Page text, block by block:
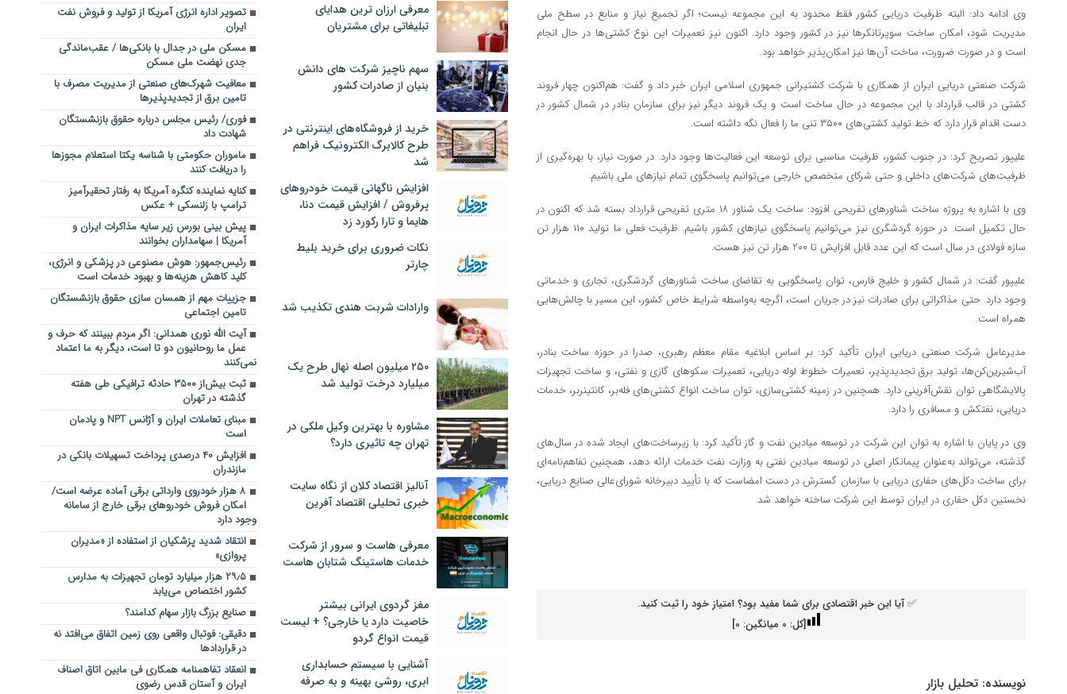
وی ادامه داد: البته ظرفیت دریایی کشور فقط محدود به این مجموعه نیست؛ اگر تجمیع نیاز و منابع در سطح ملی
مدیریت شود، امکان ساخت سوپرتانکرها نیز در کشور وجود دارد. اکنون نیز تعمیرات این نوع کشتی‌ها در حال انجام
است و در صورت ضرورت، ساخت آن‌ها نیز امکان‌پذیر خواهد بود.
شرکت صنعتی دریایی ایران از همکاری با شرکت کشتیرانی جمهوری اسلامی ایران خبر داد و گفت: هم‌اکنون چهار فروند
کشتی در قالب قرارداد با این مجموعه در حال ساخت است و یک فروند دیگر نیز برای سازمان بنادر در شمال کشور در
دست اقدام قرار دارد که خط تولید کشتی‌های ۳۵۰۰ تنی ما را فعال نگه داشته است.
علیپور تصریح کرد: در جنوب کشور، ظرفیت مناسبی برای توسعه این فعالیت‌ها وجود دارد. در صورت نیاز، با بهره‌گیری از
ظرفیت‌های شرکت‌های داخلی و حتی شرکای متخصص خارجی می‌توانیم پاسخگوی تمام نیازهای ملی باشیم.
وی با اشاره به پروژه ساخت شناورهای تفریحی افزود: ساخت یک شناور ۱۸ متری تفریحی قرارداد بسته شد که اکنون در
حال تکمیل است. در حوزه گردشگری نیز می‌توانیم پاسخگوی نیازهای کشور باشیم. ظرفیت فعلی ما تولید ۱۱۰ هزار تن
سازه فولادی در سال است که این عدد قابل افزایش تا ۲۰۰ هزار تن نیز هست.
علیپور گفت: در شمال کشور و خلیج فارس، توان پاسخگویی به تقاضای ساخت شناورهای گردشگری، تجاری و خدماتی
وجود دارد. حتی مذاکراتی برای صادرات نیز در جریان است، اگرچه به‌واسطه شرایط خاص کشور، این مسیر با چالش‌هایی
همراه است.
مدیرعامل شرکت صنعتی دریایی ایران تأکید کرد: بر اساس ابلاغیه مقام معظم رهبری، صدرا در حوزه ساخت بنادر،
آب‌شیرین‌کن‌ها، تولید برق تجدیدپذیر، تعمیرات خطوط لوله دریایی، تعمیرات سکوهای گازی و نفتی، و ساخت تجهیزات
پالایشگاهی توان نقش‌آفرینی دارد. همچنین در زمینه کشتی‌سازی، توان ساخت انواع کشتی‌های فله‌بر، کانتینربر، خدمات
دریایی، نفتکش و مسافری را دارد.
وی در پایان با اشاره به توان این شرکت در توسعه میادین نفت و گاز تأکید کرد: با زیرساخت‌های ایجاد شده در سال‌های
گذشته، می‌تواند به‌عنوان پیمانکار اصلی در توسعه میادین نفتی به وزارت نفت خدمات ارائه دهد، همچنین تفاهم‌نامه‌ای
برای ساخت دکل‌های حفاری دریایی با سازمان گسترش در دست امضاست که با تأیید دبیرخانه شورای‌عالی صنایع دریایی،
نخستین دکل حفاری در ایران توسط این شرکت ساخته خواهد شد.
✅ آیا این خبر اقتصادی برای شما مفید بود؟ امتیاز خود را ثبت کنید.
[کل: 0 میانگین: 0
]
نویسنده: تحلیل بازار
معرفی ارزان ترین هدایای
تبلیغاتی برای مشتریان
سهم ناچیز شرکت های دانش
بنیان از صادرات کشور
خرید از فروشگاه‌های اینترنتی در
طرح کالابرگ الکترونیک فراهم
شد
افزایش ناگهانی قیمت خودروهای
پرفروش / افزایش قیمت دنا،
هایما و تارا رکورد زد
نکات ضروری برای خرید بلیط
چارتر
وارادات شربت هندی تکذیب شد
۲۵۰ میلیون اصله نهال طرح یک
میلیارد درخت تولید شد
مشاوره با بهترین وکیل ملکی در
تهران چه تاثیری دارد؟
آنالیز اقتصاد کلان از نگاه سایت
خبری تحلیلی اقتصاد آفرین
معرفی هاست و سرور از شرکت
خدمات هاستینگ شتابان هاست
مغز گردوی ایرانی بیشتر
خاصیت دارد یا خارجی؟ + لیست
قیمت انواع گردو
آشنایی با سیستم حسابداری
ابری، روشی بهینه و به صرفه
تصویر اداره انرژی آمریکا از تولید و فروش نفت
ایران
مسکن ملی در جدال با بانکی‌ها / عقب‌ماندگی
جدی نهضت ملی مسکن
معافیت شهرک‌های صنعتی از مدیریت مصرف با
تامین برق از تجدیدپذیرها
فوری/ رئیس مجلس درباره حقوق بازنشستگان
شهادت داد
ماموران حکومتی با شناسه یکتا استعلام مجوزها
را دریافت کنند
کنایه نماینده کنگره آمریکا به رفتار تحقیرآمیز
ترامپ با زلنسکی + عکس
پیش بینی بورس زیر سایه مذاکرات ایران و
آمریکا | سهامداران بخوانند
رئیس‌جمهور: هوش مصنوعی در پزشکی و انرژی،
کلید کاهش هزینه‌ها و بهبود خدمات است
جزییات مهم از همسان سازی حقوق بازنشستگان
تامین اجتماعی
آیت الله نوری همدانی: اگر مردم ببینند که حرف و
عمل ما روحانیون دو تا است، دیگر به ما اعتماد
نمی‌کنند
ثبت بیش‌از ۳۵۰۰ حادثه ترافیکی طی هفته
گذشته در تهران
مبنای تعاملات ایران و آژانس NPT و پادمان
است
افزایش ۴۰ درصدی پرداخت تسهیلات بانکی در
مازندران
۸ هزار خودروی وارداتی برقی آماده عرضه است/
امکان فروش خودروهای برقی خارج از سامانه
وجود دارد
انتقاد شدید پزشکیان از استفاده از «مدیران
پروازی»
۲۹٫۵ هزار میلیارد تومان تجهیزات به مدارس
کشور اختصاص می‌یابد
صنایع بزرگ بازار سهام کدامند؟
دقیقی: فوتبال واقعی روی زمین اتفاق می‌افتد نه
در قراردادها
انعقاد تفاهمنامه همکاری فی مابین اتاق اصناف
ایران و آستان قدس رضوی